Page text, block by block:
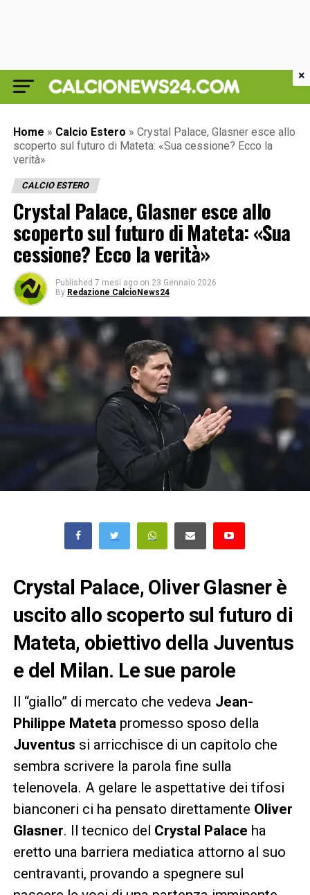
Home » Calcio Estero » Crystal Palace, Glasner esce allo
scoperto sul futuro di Mateta: «Sua cessione? Ecco la
verità»
CALCIO ESTERO
Crystal Palace, Glasner esce allo
scoperto sul futuro di Mateta: «Sua
cessione? Ecco la verità»
Published 7 mesi ago on 23 Gennaio 2026
By Redazione CalcioNews24
Crystal Palace, Oliver Glasner è
uscito allo scoperto sul futuro di
Mateta, obiettivo della Juventus
e del Milan. Le sue parole
Il “giallo” di mercato che vedeva Jean-
Philippe Mateta promesso sposo della
Juventus si arricchisce di un capitolo che
sembra scrivere la parola fine sulla
telenovela. A gelare le aspettative dei tifosi
bianconeri ci ha pensato direttamente Oliver
Glasner. Il tecnico del Crystal Palace ha
eretto una barriera mediatica attorno al suo
centravanti, provando a spegnere sul
×